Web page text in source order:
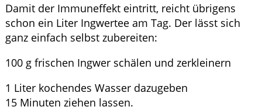
Damit der Immuneffekt eintritt, reicht übrigens
schon ein Liter Ingwertee am Tag. Der lässt sich
ganz einfach selbst zubereiten:
100 g frischen Ingwer schälen und zerkleinern
1 Liter kochendes Wasser dazugeben
15 Minuten ziehen lassen.